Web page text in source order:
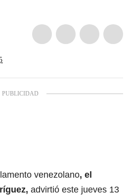
venezolano, el
advirtió este jueves 13